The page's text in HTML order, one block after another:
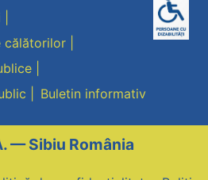
călătorilor
Buletin informativ
— Sibiu România